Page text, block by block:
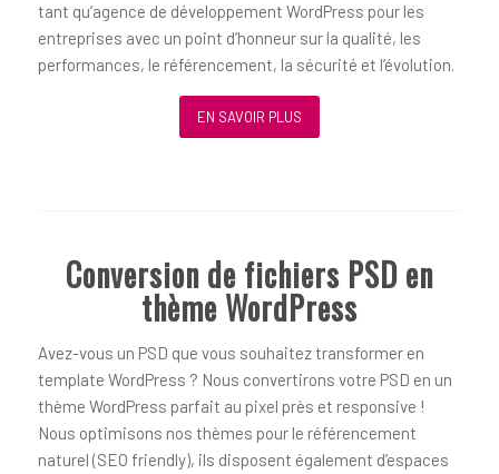
tant qu’agence de développement WordPress pour les
entreprises avec un point d’honneur sur la qualité, les
performances, le référencement, la sécurité et l’évolution.
EN SAVOIR PLUS
Conversion de fichiers PSD en
thème WordPress
Avez-vous un PSD que vous souhaitez transformer en
template WordPress ? Nous convertirons votre PSD en un
thème WordPress parfait au pixel près et responsive !
Nous optimisons nos thèmes pour le référencement
naturel (SEO friendly), ils disposent également d’espaces